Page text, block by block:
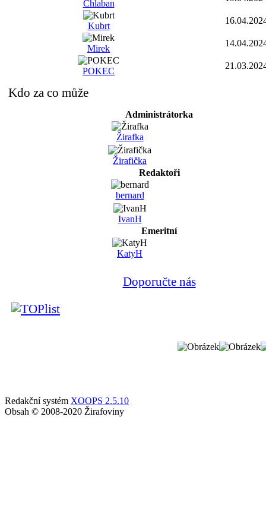
Chlaban
Kubrt
Mirek
POKEC
Kdo za co může
Administrátorka
Žirafka
Žirafička
Redaktoři
bernard
IvanH
Emeritní
KatyH
Doporučte nás
Redakční systém XOOPS 2.5.10
Obsah © 2008-2020 Žirafoviny